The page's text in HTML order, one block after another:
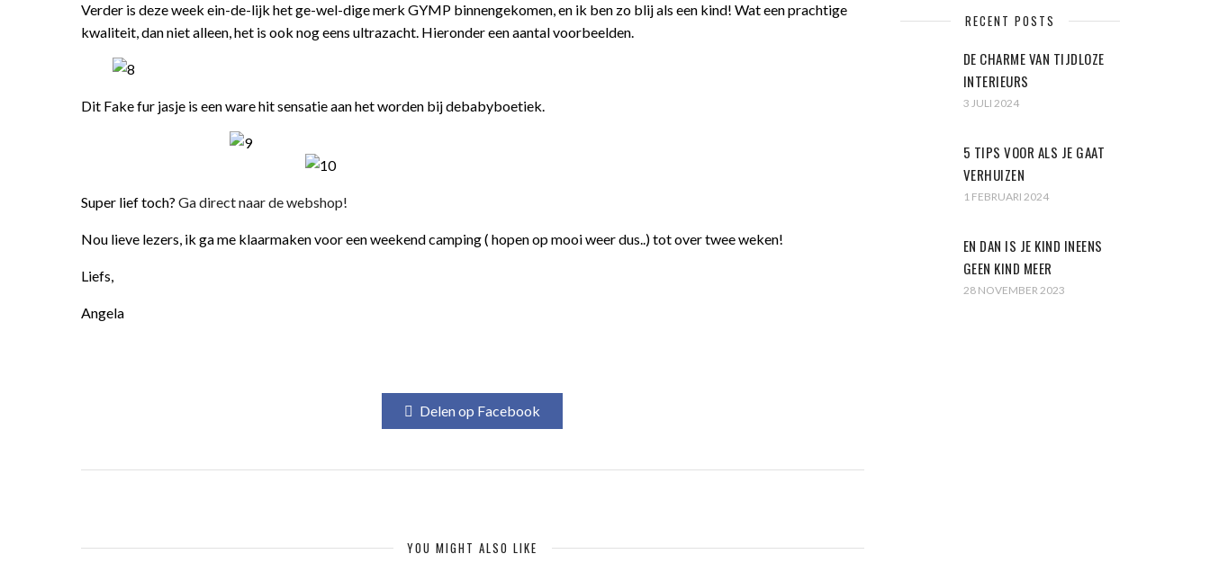
Verder is deze week ein-de-lijk het ge-wel-dige merk GYMP binnengekomen, en ik ben zo blij als een kind! Wat een prachtige
kwaliteit, dan niet alleen, het is ook nog eens ultrazacht. Hieronder een aantal voorbeelden.
Dit Fake fur jasje is een ware hit sensatie aan het worden bij debabyboetiek.
Super lief toch? Ga direct naar de webshop!
Nou lieve lezers, ik ga me klaarmaken voor een weekend camping ( hopen op mooi weer dus..) tot over twee weken!
Liefs,
Angela
Delen op Facebook
YOU MIGHT ALSO LIKE
RECENT POSTS
DE CHARME VAN TIJDLOZE
INTERIEURS
3 JULI 2024
5 TIPS VOOR ALS JE GAAT
VERHUIZEN
1 FEBRUARI 2024
EN DAN IS JE KIND INEENS
GEEN KIND MEER
28 NOVEMBER 2023